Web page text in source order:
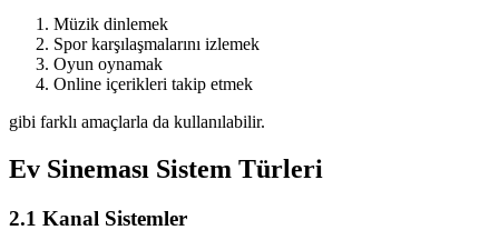
Müzik dinlemek
Spor karşılaşmalarını izlemek
Oyun oynamak
Online içerikleri takip etmek
gibi farklı amaçlarla da kullanılabilir.
Ev Sineması Sistem Türleri
2.1 Kanal Sistemler